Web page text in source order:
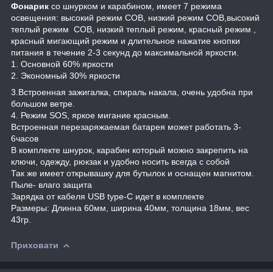
Фонарик со шнурком и карабином, имеет 7 режима
освещения: высокий режим COB, низкий режим COB,высокий
теплый режим COB, низкий теплый режим, красный режим ,
красный мигающий режим и длительное нажатие кнопки
питания в течение 2-3 секунд до максимальной яркости.
1. Основной 60% яркости
2. Экономный 30% яркости
3.Встроенная зажигалка, спираль накала, очень удобна при
большом ветре.
4. Режим SOS, яркое мигание красным.
Встроенная перезаряжаемая батарея может работать 3-
6часов
В комплекте шнурок, карабин который можно закрепить на
ключи, одежду, рюкзак и удобно носить всегда с собой
Так же имеет открывашку для бутылок и оснащен магнитом.
Пыле- влаго защита
Зарядка от кабеля USB type-C идет в комплекте
Размеры: Длинна 60мм, ширина 40мм, толщина 18мм, вес
43гр.
Приховати